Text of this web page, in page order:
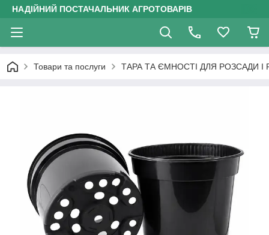
НАДІЙНИЙ ПОСТАЧАЛЬНИК АГРОТОВАРІВ
Товари та послуги ТАРА ТА ЄМНОСТІ ДЛЯ РОЗСАДИ І